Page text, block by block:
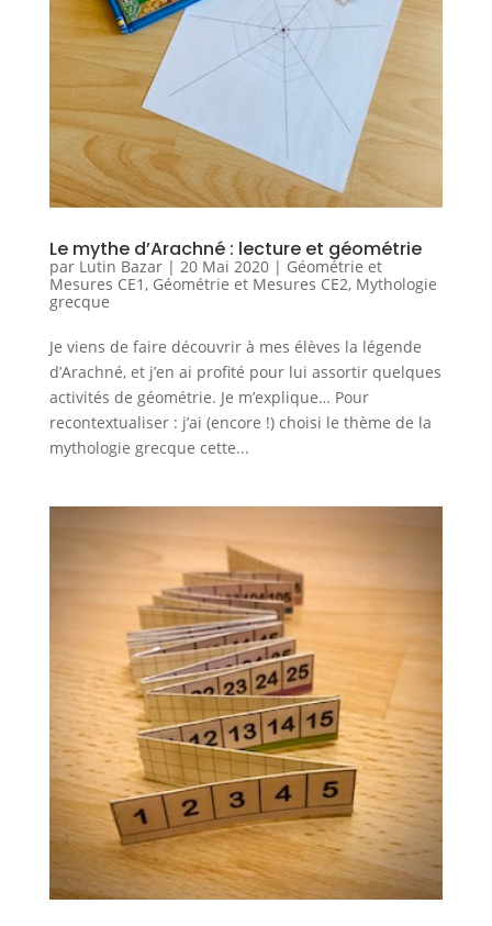
Le mythe d’Arachné : lecture et géométrie
par Lutin Bazar| 20 Mai 2020| Géométrie et
Mesures CE1 , Géométrie et Mesures CE2, Mythologie
grecque
Je viens de faire découvrir à mes élèves la légende
d’Arachné, et j’en ai profité pour lui assortir quelques
activités de géométrie. Je m’explique… Pour
recontextualiser : j’ai (encore !) choisi le thème de la
mythologie grecque cette...